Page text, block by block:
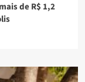
de R$ 1,2